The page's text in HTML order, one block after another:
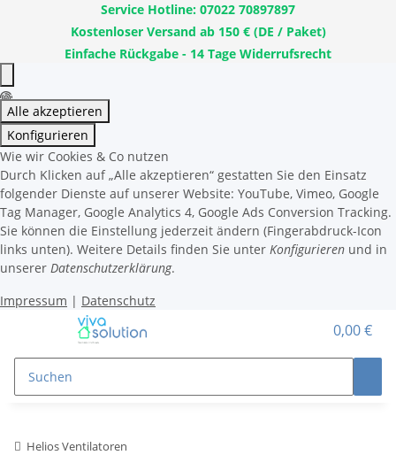
Service Hotline: 07022 70897897
Kostenloser Versand ab 150 € (DE / Paket)
Einfache Rückgabe - 14 Tage Widerrufsrecht
Alle akzeptieren
Konfigurieren
Wie wir Cookies & Co nutzen
Durch Klicken auf „Alle akzeptieren“ gestatten Sie den Einsatz
folgender Dienste auf unserer Website: YouTube, Vimeo, Google
Tag Manager, Google Analytics 4, Google Ads Conversion Tracking.
Sie können die Einstellung jederzeit ändern (Fingerabdruck-Icon
links unten). Weitere Details finden Sie unter Konfigurieren und in
unserer Datenschutzerklärung.
Impressum | Datenschutz
0,00 €
Helios Ventilatoren